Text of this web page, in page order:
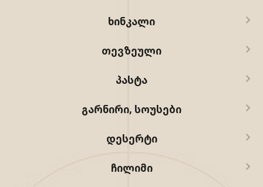
ᲮᲘᲜᲙᲐᲚᲘ
ᲗᲔᲕᲖᲔᲣᲚᲘ
ᲞᲐᲡᲢᲐ
ᲒᲐᲠᲜᲘᲠᲘ, ᲡᲝᲣᲡᲔᲑᲘ
ᲓᲔᲡᲔᲠᲢᲘ
ᲩᲘᲚᲘᲛᲘ